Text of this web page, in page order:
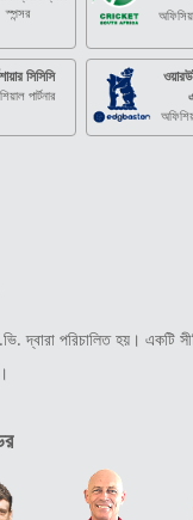
স্পন্সর
সিসিসি
পার্টনার
দ্বারা পরিচালিত হয়। একটি